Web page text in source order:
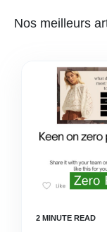
Nos meilleurs